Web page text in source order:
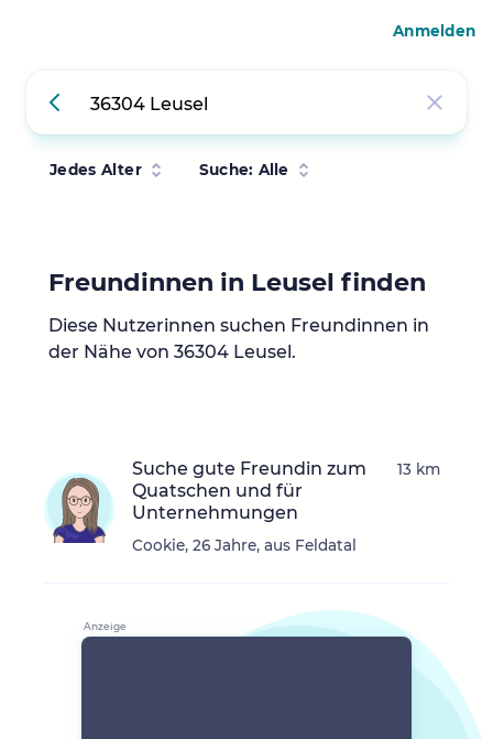
Jedes Alter Suche: Alle
Freundinnen in Leusel finden
Diese Nutzerinnen suchen Freundinnen in
der Nähe von 36304 Leusel.
Suche gute Freundin zum
Quatschen und für
Unternehmungen
Cookie, 26 Jahre, aus Feldatal
13 km
Anmelden